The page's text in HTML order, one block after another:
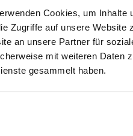
Cookies, um Inhalte
Zugriffe auf unsere Website
an unsere Partner für
mit weiteren Daten
gesammelt haben.
MÜLLER